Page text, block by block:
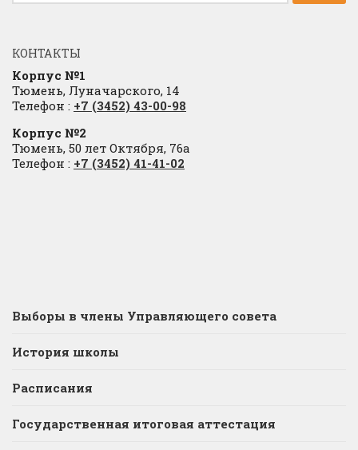
КОНТАКТЫ
Корпус №1
Тюмень, Луначарского, 14
Телефон : +7 (3452) 43-00-98
Корпус №2
Тюмень, 50 лет Октября, 76а
Телефон : +7 (3452) 41-41-02
Выборы в члены Управляющего совета
История школы
Расписания
Государственная итоговая аттестация